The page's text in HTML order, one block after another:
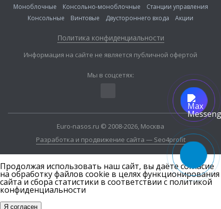
Моноблочные
Консольно-моноблочные
Станции управления
Консольные
Винтовые Двустороннего входа Акции
Политика конфиденциальности
Информация на сайте не является публичной офертой
Мы в соцсетях:
Euro-nasos.ru © 2008-2026, Москва
Разработка и продвижение сайта — Seo4profit
Продолжая использовать наш сайт, вы даёте согласие
на обработку файлов cookie в целях функционирования
сайта и сбора статистики в соответствии с политикой
конфиденциальности
Я согласен